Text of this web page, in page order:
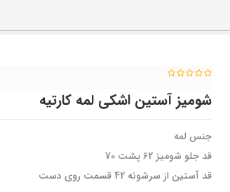
شومیز آستین اشکی لمه کارتیه
جنس لمه
قد جلو شومیز 62 پشت 70
قد آستین از سرشونه 42 قسمت روی دست